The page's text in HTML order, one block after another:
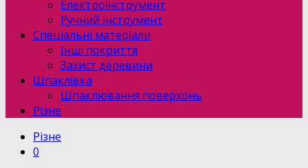
Електроінструмент
Ручний інструмент
Спеціальні матеріали
Інші покриття
Захист деревини
Шпаклівка
Шпаклювання поверхонь
Різне
Різне
0